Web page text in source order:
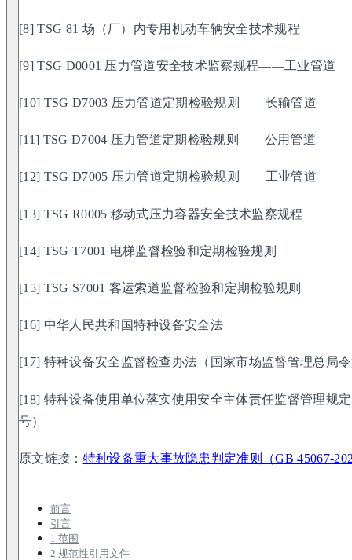
[8] TSG 81 场（厂）内专用机动车辆安全技术规程
[9] TSG D0001 压力管道安全技术监察规程——工业管道
[10] TSG D7003 压力管道定期检验规则——长输管道
[11] TSG D7004 压力管道定期检验规则——公用管道
[12] TSG D7005 压力管道定期检验规则——工业管道
[13] TSG R0005 移动式压力容器安全技术监察规程
[14] TSG T7001 电梯监督检验和定期检验规则
[15] TSG S7001 客运索道监督检验和定期检验规则
[16] 中华人民共和国特种设备安全法
[17] 特种设备安全监督检查办法（国家市场监督管理总局
[18] 特种设备使用单位落实使用安全主体责任监督管理规
号）
原文链接： 特种设备重大事故隐患判定准则（GB 45067-
前言
引言
1 范围
2 规范性引用文件